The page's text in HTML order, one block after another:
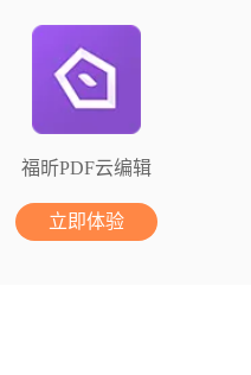
福昕PDF云编辑
立即体验